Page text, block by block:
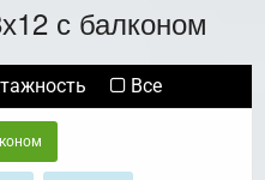
с балконом
Все